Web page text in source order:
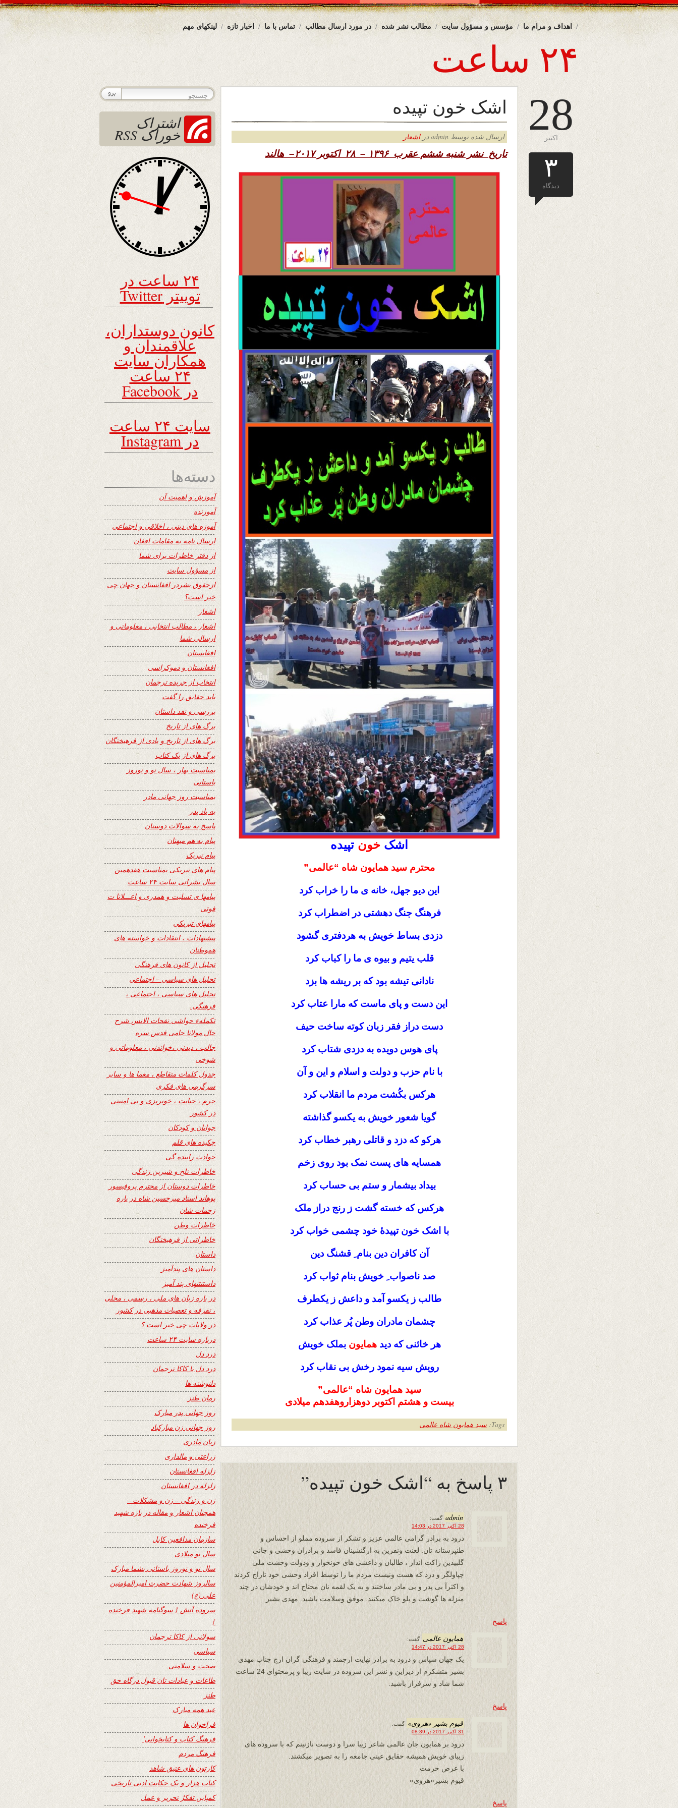
لینکهای مهم اخبار تازه تماس با ما در مورد ارسال مطالب مطالب نشر شده مؤسس و مسؤول سایت اهداف و مرام ما
۲۴ ساعت
28
اکتبر
۳
دیدگاه
اشک خون تپیده
ارسال شده توسط admin در اشعار
تاریخ نشر شنبه ششم عقرب ۱۳۹۶ – ۲۸ اکتوبر ۲۰۱۷– هالند
اشک خون تپیده
محترم سید همایون شاه “عالمی”
این دیو جهل، خانه ی ما را خراب کرد
فرهنگ جنگ دهشتی در اضطراب کرد
دزدی بساط خویش به هردفتری گشود
قلب یتیم و بیوه ی ما را کباب کرد
نادانی تیشه بود که بر ریشه ها بزد
این دست و پای ماست که مارا عتاب کرد
دست دراز فقر زبان کوته ساخت حیف
پای هوس دویده به دزدی شتاب کرد
با نام حزب و دولت و اسلام و این و آن
هرکس بکُشت مردم ما انقلاب کرد
گویا شعور خویش به یکسو گذاشته
هرکو که دزد و قاتلی رهبر خطاب کرد
همسایه های پست نمک بود روی زخم
بیداد بیشمار و ستم بی حساب کرد
هرکس که خسته گشت ز رنج دراز ملک
با اشک خون تپیدۀ خود چشمی خواب کرد
آن کافران دین بنام ِ قشنگ دین
صد ناصواب ِ خویش بنام ثواب کرد
طالب ز یکسو آمد و داعش ز یکطرف
چشمان مادران وطن پُر عذاب کرد
هر خائنی که دیدهمایون بملک خویش
رویش سیه نمود رخش بی نقاب کرد
سید همایون شاه “عالمی”
بیست و هشتم اکتوبر دوهزاروهفدهم میلادی
Tags: سید همایون شاه عالمی
۳ پاسخ به “اشک خون تپیده”
admin گفت:
28 اکتبر 2017 در 14:03
درود به برادر گرامی عالمی عزیز و تشکر از سروده مملو از احساس و
طنپرستانه تان. لعنت ونفرین به ارگنشینان فاسد و برادران وحشی و جانی
گلبیدین راکت انداز ، طالبان و داعشی های خونخوار و ودولت وحشت ملی
چپاولگر و دزد که هست ونیست مردم ما را توسط افراد وحشی خود تاراج کردند
و اکثرآ بی پدر و بی مادر ساختند و به یک لقمه نان محتاج اند و خودشان در چند
منزله ها گوشت و پلو خاک میکنند. موفق وسلامت باشید. مهدی بشیر
پاسخ
همایون عالمی گفت:
28 اکتبر 2017 در 14:47
یک جهان سپاس و درود به برادر نهایت ارجمند و فرهنگی گران ارج جناب مهدی
بشیر متشکرم از دیزاین و نشر این سروده در سایت زیبا و پرمحتوای 24 ساعت
شما شاد و سرفراز باشید.
پاسخ
قیوم بشیر «هروی» گفت:
31 اکتبر 2017 در 08:39
درود بر همایون جان عالمی شاعر زیبا سرا و دوست نازنینم که با سروده های
زیبای خویش همیشه حقایق عینی جامعه را به تصویر میکشند.
با عرض حرمت
قیوم بشیر«هروی»
پاسخ
اشتراک
خوراک RSS
۲۴ ساعت در
توییتر Twitter
کانون دوستداران،
علاقمندان و
همکاران سایت
۲۴ ساعت
در Facebook
سایت ۲۴ ساعت
در Instagram
دسته‌ها
آموزش و اهمیت آن
آموزنده
آموزه های دینی ، اخلاقی و اجتماعی
ارسال نامه به مقامات افغان
از دفتر خاطرات برای شما
از مسؤول سایت
ازحقوق بشردر افغانستان و جهان چی
خبر است؟
اشعار
اشعار ، مطالب انتخابی ، معلوماتی و
ارسالی شما
افغانستان
افغانستان و دموکراسی
انتخاب از جریده ترجمان
باید حقایق را گفت
بررسی و نقد داستان
برگ های از تاریخ
برگ های از تاریخ و یادی از فرهیختگان
برگ های از یک کتاب
بمناسبت بهار ، سال نو و نوروز
باستانی
بمناسبت روز جهانی مادر
به یاد پدر
پاسخ به سوالات دوستان
پیام به هم میهنان
پیام تبریک
پیام های تبریکی بمناسبت هفدهمین
سال نشراتی سایت ۲۴ ساعت
پیامها ی تسلیت و همدری و اعـــلانا ت
فوتی
پیامهای تبریکی
پیشنهادات ، انتقادات و خواسته های
هموطنان
تجلیل از کانون های فرهنگی
تحلیل های سیاسی – اجتماعی
تحلیل های سیاسی ، اجتماعی ،
فرهنگی.
تکملهء حواشی نفحات الانس شرح
حال مولانا جامی قدس سره
جالب ، دیدنی ،خواندنی ، معلوماتی و
شوخی
جدول کلمات متقاطع ، معما ها و سایر
سرگرمی های فکری
جرم ، جنایت ، خونریزی و بی امنیتی
در کشور
جوانان و کودکان
چکیده های قلم
حوادث راننده گی
خاطرات تلخ و شیرین زندگی
خاطرات دوستان از محترم پروفیسور
پوهاند استاد میرحسین شاه در باره
زحمات شان
خاطرات وطن
خاطراتی از فرهیختگان
داستان
داستان های پندآمیز
داستنتنهای پند آمیز
در باره زبان های ملی ، رسمی ، محلی
، تفرقه و تعصبات مذهبی در کشور
در ولایات چی خبر است ؟
درباره سایت ۲۴ ساعت
درد دل
درد دل با کاکا ترجمان
دلنوشته ها
رمان طنز
روز جهانی پدر مبارک
روز جهانی زن مبارکباد
زبان مادری
زراعتی و مالداری
زلزله افغانستان
زلزله در افغانستان
زن و زندگی – زن و مشکلات –
همچنان اشعار و مقاله در باره شهید
فرخنده
سازمان مدافعین کابل
سال نو میلادی
سال نو و نوروز باستانی بشما مبارک
سالروز شهادت حضرت امیرالمؤمنین
علی (ع)
سروده آتش { سوگنامه شهید فرخنده
}
سولاتی از کاکا ترجمان
سیاسی
صحت و سلامتی
طاعات و عبادات تان قبول درگاه حق
طنز
عید همه مبارک
فراخوان ها
فرهنگ کتاب و کتابخوانی٬
فرهنگ مردم
کارتون های عتیق شاهد
کتاب هزار و یک حکایت ادبی تاریخی
کمپاین تفکرُ تحریر و عمل